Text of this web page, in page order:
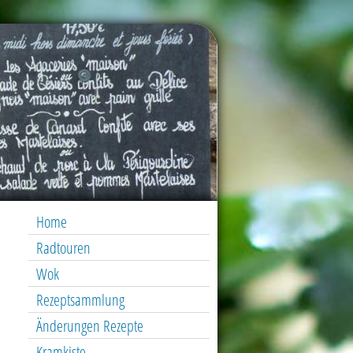
Home
Radtouren
Wok
Rezeptsammlung
Änderungen Rezepte